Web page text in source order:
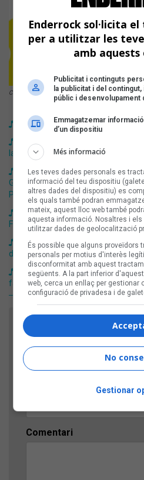
Cartell dels Premis Enderrock 2025. Disseny: Sergi
Vine als Premis Enderrock 2025
Fades, Dani6ix & Izzkid, Bali 13
la II Festa Premis Enderrock
Oriol Tramvia, Sabor de Gràcia,
Guinovart, Benet Casablancas i
Premis Enderrock
Fades, Dani6ix & Izzkid, Bali 13
Festa Premis Enderrock 2025
La gala dels Premis Enderrock
d’una dotzena d’actuacions
'Potes enlaire!' d'El Pot Petit és
familiar segons la crítica dels
FES EL TEU COMENTARI
Nom
Comentari
Enderrock sol·licita
per a utilitzar les
amb
Publicitat i continguts
la publicitat i del
públic i desenvolupament
Emmagatzemar
d’un dispositiu
Més informació
Les teves dades personals es
informació del teu dispositiu
altres dades del dispositiu) es
els quals també podran
mateix, aquest lloc web també
aquesta informació. Nosaltres i
utilitzar dades de geolocalització
És possible que alguns proveïdors
personals per motius d'interès
disconformitat amb aquest
següents. A la part inferior
web, cerca un enllaç per gestionar
configuració de privadesa i de
No
Gestionar